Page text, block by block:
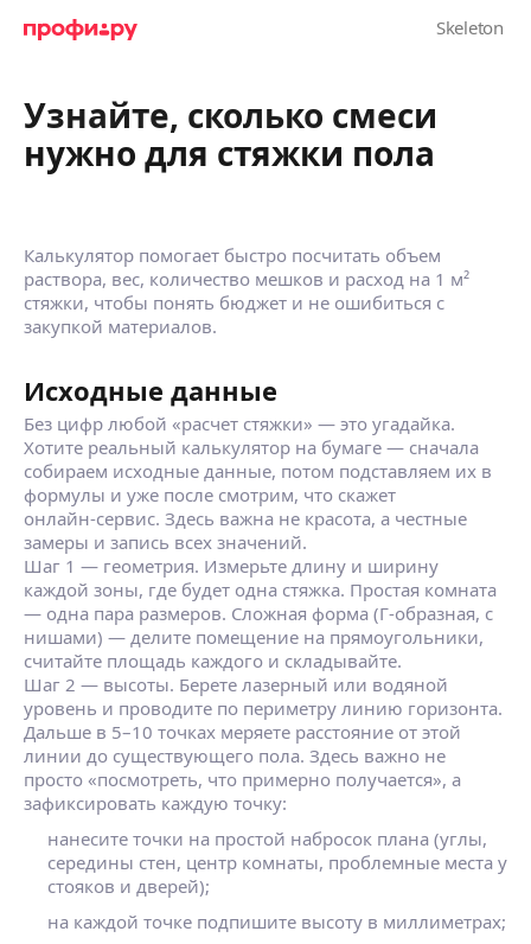
Узнайте, сколько смеси
нужно для стяжки пола
Калькулятор помогает быстро посчитать объем
раствора, вес, количество мешков и расход на 1 м²
стяжки, чтобы понять бюджет и не ошибиться с
закупкой материалов.
Исходные данные
Без цифр любой «расчет стяжки» — это угадайка.
Хотите реальный калькулятор на бумаге — сначала
собираем исходные данные, потом подставляем их в
формулы и уже после смотрим, что скажет
онлайн‑сервис. Здесь важна не красота, а честные
замеры и запись всех значений.
Шаг 1 — геометрия. Измерьте длину и ширину
каждой зоны, где будет одна стяжка. Простая комната
— одна пара размеров. Сложная форма (Г‑образная, с
нишами) — делите помещение на прямоугольники,
считайте площадь каждого и складывайте.
Шаг 2 — высоты. Берете лазерный или водяной
уровень и проводите по периметру линию горизонта.
Дальше в 5–10 точках меряете расстояние от этой
линии до существующего пола. Здесь важно не
просто «посмотреть, что примерно получается», а
зафиксировать каждую точку:
нанесите точки на простой набросок плана (углы,
середины стен, центр комнаты, проблемные места у
стояков и дверей);
на каждой точке подпишите высоту в миллиметрах;